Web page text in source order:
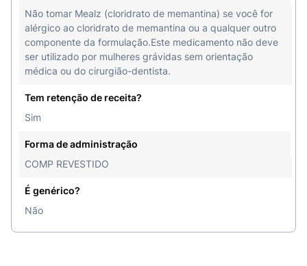
Não tomar Mealz (cloridrato de memantina) se você for
alérgico ao cloridrato de memantina ou a qualquer outro
componente da formulação.Este medicamento não deve
ser utilizado por mulheres grávidas sem orientação
médica ou do cirurgião-dentista.
Tem retenção de receita?
Sim
Forma de administração
COMP REVESTIDO
É genérico?
Não